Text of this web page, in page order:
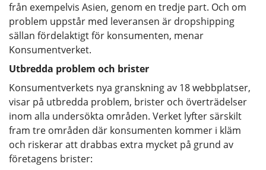
från exempelvis Asien, genom en tredje part. Och om
problem uppstår med leveransen är dropshipping
sällan fördelaktigt för konsumenten, menar
Konsumentverket.
Utbredda problem och brister
Konsumentverkets nya granskning av 18 webbplatser,
visar på utbredda problem, brister och överträdelser
inom alla undersökta områden. Verket lyfter särskilt
fram tre områden där konsumenten kommer i kläm
och riskerar att drabbas extra mycket på grund av
företagens brister: